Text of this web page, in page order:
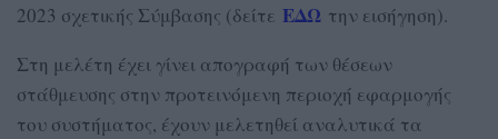
2023 σχετικής Σύμβασης (δείτε ΕΔΩ την εισήγηση).
Στη μελέτη έχει γίνει απογραφή των θέσεων
στάθμευσης στην προτεινόμενη περιοχή εφαρμογής
του συστήματος, έχουν μελετηθεί αναλυτικά τα